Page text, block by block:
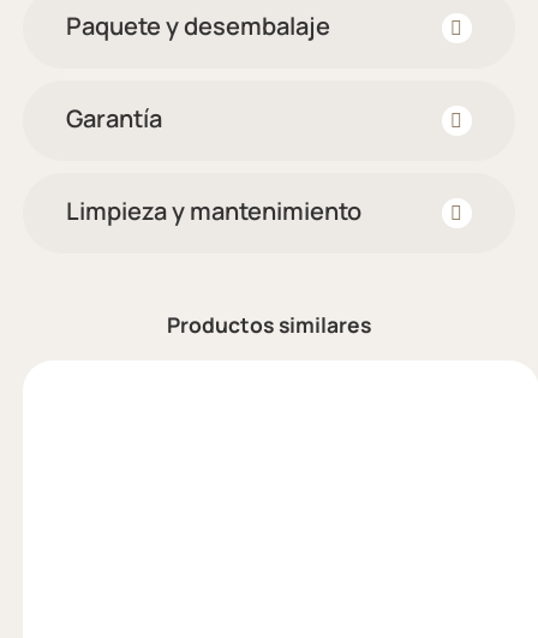
Paquete y desembalaje
Garantía
Limpieza y mantenimiento
Productos similares